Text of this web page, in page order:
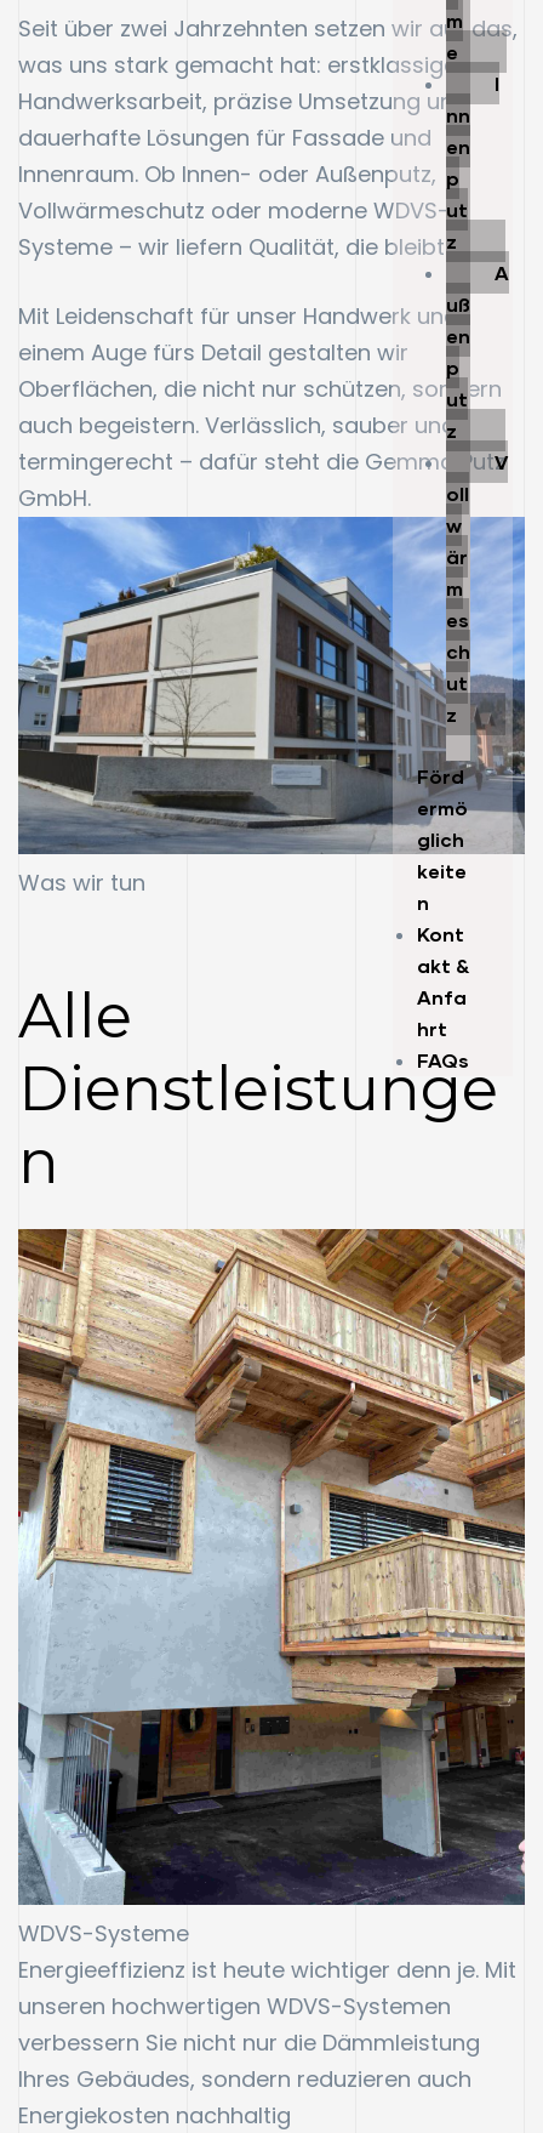
m
e
I
nn
en
p
ut
z
A
uß
en
p
ut
z
V
oll
w
är
m
es
ch
ut
z
Förd
ermö
glich
keite
n
Kont
akt &
Anfa
hrt
FAQs
Seit über zwei Jahrzehnten setzen wir auf das,
was uns stark gemacht hat: erstklassige
Handwerksarbeit, präzise Umsetzung und
dauerhafte Lösungen für Fassade und
Innenraum. Ob Innen- oder Außenputz,
Vollwärmeschutz oder moderne WDVS-
Systeme – wir liefern Qualität, die bleibt.
Mit Leidenschaft für unser Handwerk und
einem Auge fürs Detail gestalten wir
Oberflächen, die nicht nur schützen, sondern
auch begeistern. Verlässlich, sauber und
termingerecht – dafür steht die Gemma Putz
GmbH.
Was wir tun
Alle
Dienstleistunge
n
WDVS-Systeme
Energieeffizienz ist heute wichtiger denn je. Mit
unseren hochwertigen WDVS-Systemen
verbessern Sie nicht nur die Dämmleistung
Ihres Gebäudes, sondern reduzieren auch
Energiekosten nachhaltig